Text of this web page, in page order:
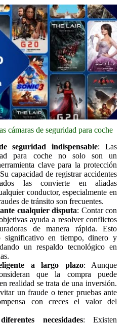
cámaras de seguridad para coche
seguridad indispensable: Las
para coche no solo son un
clave para la protección
capacidad de registrar accidentes
las convierte en aliadas
conductor, especialmente en
de tránsito son frecuentes.
cualquier disputa: Contar con
ayuda a resolver conflictos
de manera rápida. Esto
significativo en tiempo, dinero y
un respaldo tecnológico en
a largo plazo: Aunque
que la compra puede
realidad se trata de una inversión.
un fraude o tener pruebas ante
con creces el valor del
necesidades: Existen